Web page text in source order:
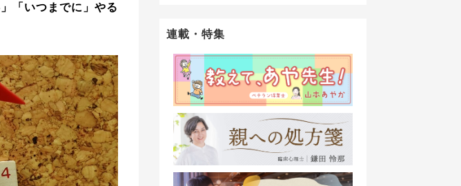
「いつまでに」やる
連載・特集